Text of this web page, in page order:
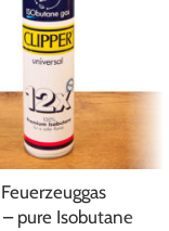
pure Isobutane